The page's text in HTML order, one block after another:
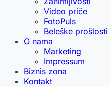
Video priče
FotoPuls
Beleške prošlosti
O nama
Marketing
Impressum
Biznis zona
Kontakt